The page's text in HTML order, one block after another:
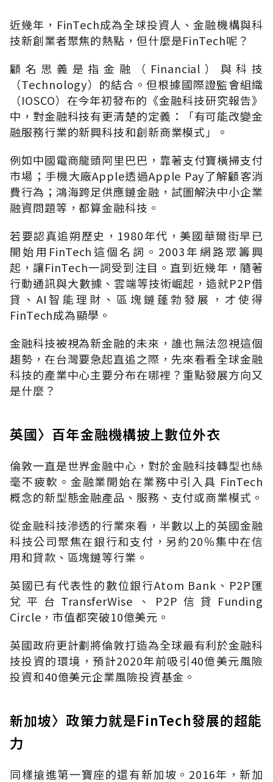
近幾年，FinTech成為全球投資人、金融機構與科
技新創業者聚焦的熱點，但什麼是FinTech呢？
顧名思義是指金融（Financial）與科技
（Technology）的結合。但根據國際證監會組織
（IOSCO）在今年初發布的《金融科技研究報告》
中，對金融科技有更清楚的定義：「有可能改變金
融服務行業的新興科技和創新商業模式」。
例如中國電商龍頭阿里巴巴，靠著支付寶橫掃支付
市場；手機大廠Apple透過Apple Pay了解顧客消
費行為；鴻海跨足供應鏈金融，試圖解決中小企業
融資問題等，都算金融科技。
若要認真追朔歷史，1980年代，美國華爾街早已
開始用FinTech這個名詞。2003年網路眾籌興
起，讓FinTech一詞受到注目。直到近幾年，隨著
行動通訊與大數據、雲端等技術崛起，造就P2P借
貸、AI智能理財、區塊鏈蓬勃發展，才使得
FinTech成為顯學。
金融科技被視為新金融的未來，誰也無法忽視這個
趨勢，在台灣要急起直追之際，先來看看全球金融
科技的產業中心主要分布在哪裡？重點發展方向又
是什麼？
英國〉百年金融機構披上數位外衣
倫敦一直是世界金融中心，對於金融科技轉型也絲
毫不疲軟。金融業開始在業務中引入具 FinTech
概念的新型態金融產品、服務、支付或商業模式。
從金融科技滲透的行業來看，半數以上的英國金融
科技公司聚焦在銀行和支付，另約20％集中在信
用和貸款、區塊鏈等行業。
英國已有代表性的數位銀行Atom Bank、P2P匯
兌平台TransferWise、P2P信貸Funding
Circle，市值都突破10億美元。
英國政府更計劃將倫敦打造為全球最有利於金融科
技投資的環境，預計2020年前吸引40億美元風險
投資和40億美元企業風險投資基金。
新加坡〉政策力就是FinTech發展的超能
力
同樣搶進第一寶座的還有新加坡。2016年，新加